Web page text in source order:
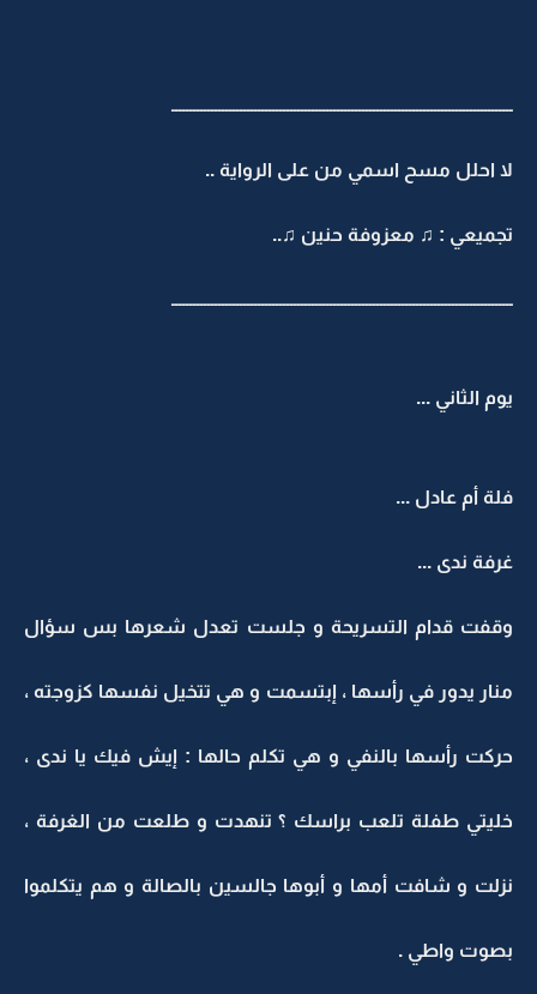
ـــــــــــــــــــــــــــــــــــــــــــــــــــــــــــــــــــــــــــــــــــــــــــــــ
لا احلل مسح اسمي من على الرواية ..
تجميعي : ♫ معزوفة حنين ♫..
ـــــــــــــــــــــــــــــــــــــــــــــــــــــــــــــــــــــــــــــــــــــــــــــــ
يوم الثاني ...
فلة أم عادل ...
غرفة ندى ...
وقفت قدام التسريحة و جلست تعدل شعرها بس سؤال
منار يدور في رأسها ، إبتسمت و هي تتخيل نفسها كزوجته ،
حركت رأسها بالنفي و هي تكلم حالها : إيش فيك يا ندى ،
خليتي طفلة تلعب براسك ؟ تنهدت و طلعت من الغرفة ،
نزلت و شافت أمها و أبوها جالسين بالصالة و هم يتكلموا
بصوت واطي .